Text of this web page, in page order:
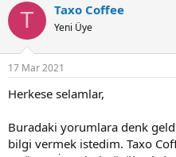
k
l
:
T Taxo Coffee
Yeni Üye
17 Mar 2021
Herkese selamlar,
Buradaki yorumlara denk
bilgi vermek istedim. Taxo